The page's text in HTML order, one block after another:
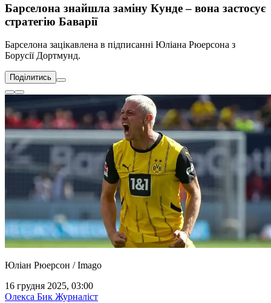
Барселона знайшла заміну Кунде – вона застосує
стратегію Баварії
Барселона зацікавлена в підписанні Юліана Рюерсона з
Борусії Дортмунд.
Поділитись
Юліан Рюерсон / Imago
16 грудня 2025, 03:00
Олекса Бик Журналіст